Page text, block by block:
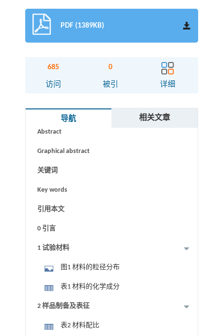
PDF (1389KB)
685
访问
0
被引 详细
导航 相关文章
Abstract
Graphical abstract
关键词
Key words
引用本文
0 引言
1 试验材料
图1 材料的粒径分布
表1 材料的化学成分
2 样品制备及表征
表2 材料配比